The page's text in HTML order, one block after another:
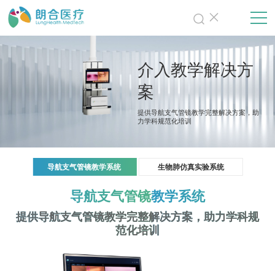
介入教学解决方
案
提供导航支气管镜教学完整解决方案，助
力学科规范化培训
导航支气管镜教学系统 生物肺仿真实验系统
导航支气管镜教学系统
提供导航支气管镜教学完整解决方案，助力学科规
范化培训